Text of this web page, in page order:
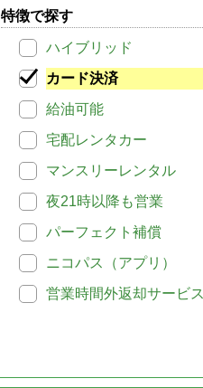
特徴で探す
ハイブリッド
カード決済
給油可能
宅配レンタカー
マンスリーレンタル
夜21時以降も営業
パーフェクト補償
ニコパス（アプリ）
営業時間外返却サービス